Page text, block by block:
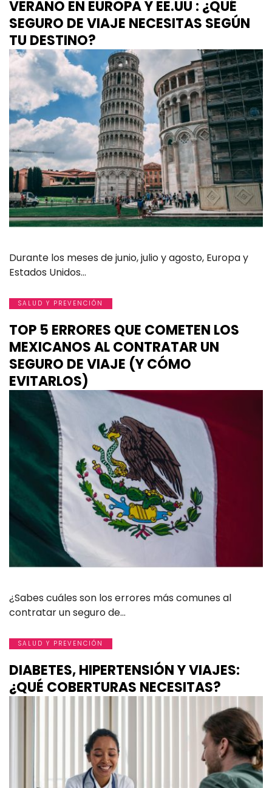
VERANO EN EUROPA Y EE.UU : ¿QUÉ
SEGURO DE VIAJE NECESITAS SEGÚN
TU DESTINO?
Durante los meses de junio, julio y agosto, Europa y
Estados Unidos…
SALUD Y PREVENCIÓN
TOP 5 ERRORES QUE COMETEN LOS
MEXICANOS AL CONTRATAR UN
SEGURO DE VIAJE (Y CÓMO
EVITARLOS)
¿Sabes cuáles son los errores más comunes al
contratar un seguro de…
SALUD Y PREVENCIÓN
DIABETES, HIPERTENSIÓN Y VIAJES:
¿QUÉ COBERTURAS NECESITAS?